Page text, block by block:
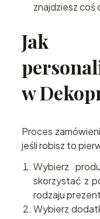
znajdziesz
Jak
w
Proces
jeśli robisz to
Wybierz
skorzystać z
rodzaju
Wybierz